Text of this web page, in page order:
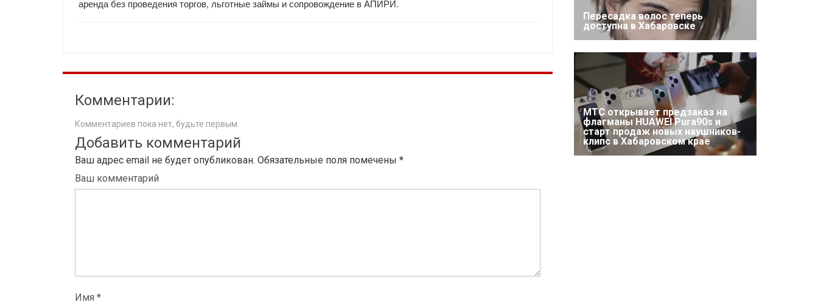
аренда без проведения торгов, льготные займы и сопровождение в АПИРИ.
Комментарии:
Комментариев пока нет, будьте первым.
Добавить комментарий
Ваш адрес email не будет опубликован. Обязательные поля помечены *
Ваш комментарий
Имя *
Пересадка волос теперь
доступна в Хабаровске
МТС открывает предзаказ на
флагманы HUAWEI Pura90s и
старт продаж новых наушников-
клипс в Хабаровском крае